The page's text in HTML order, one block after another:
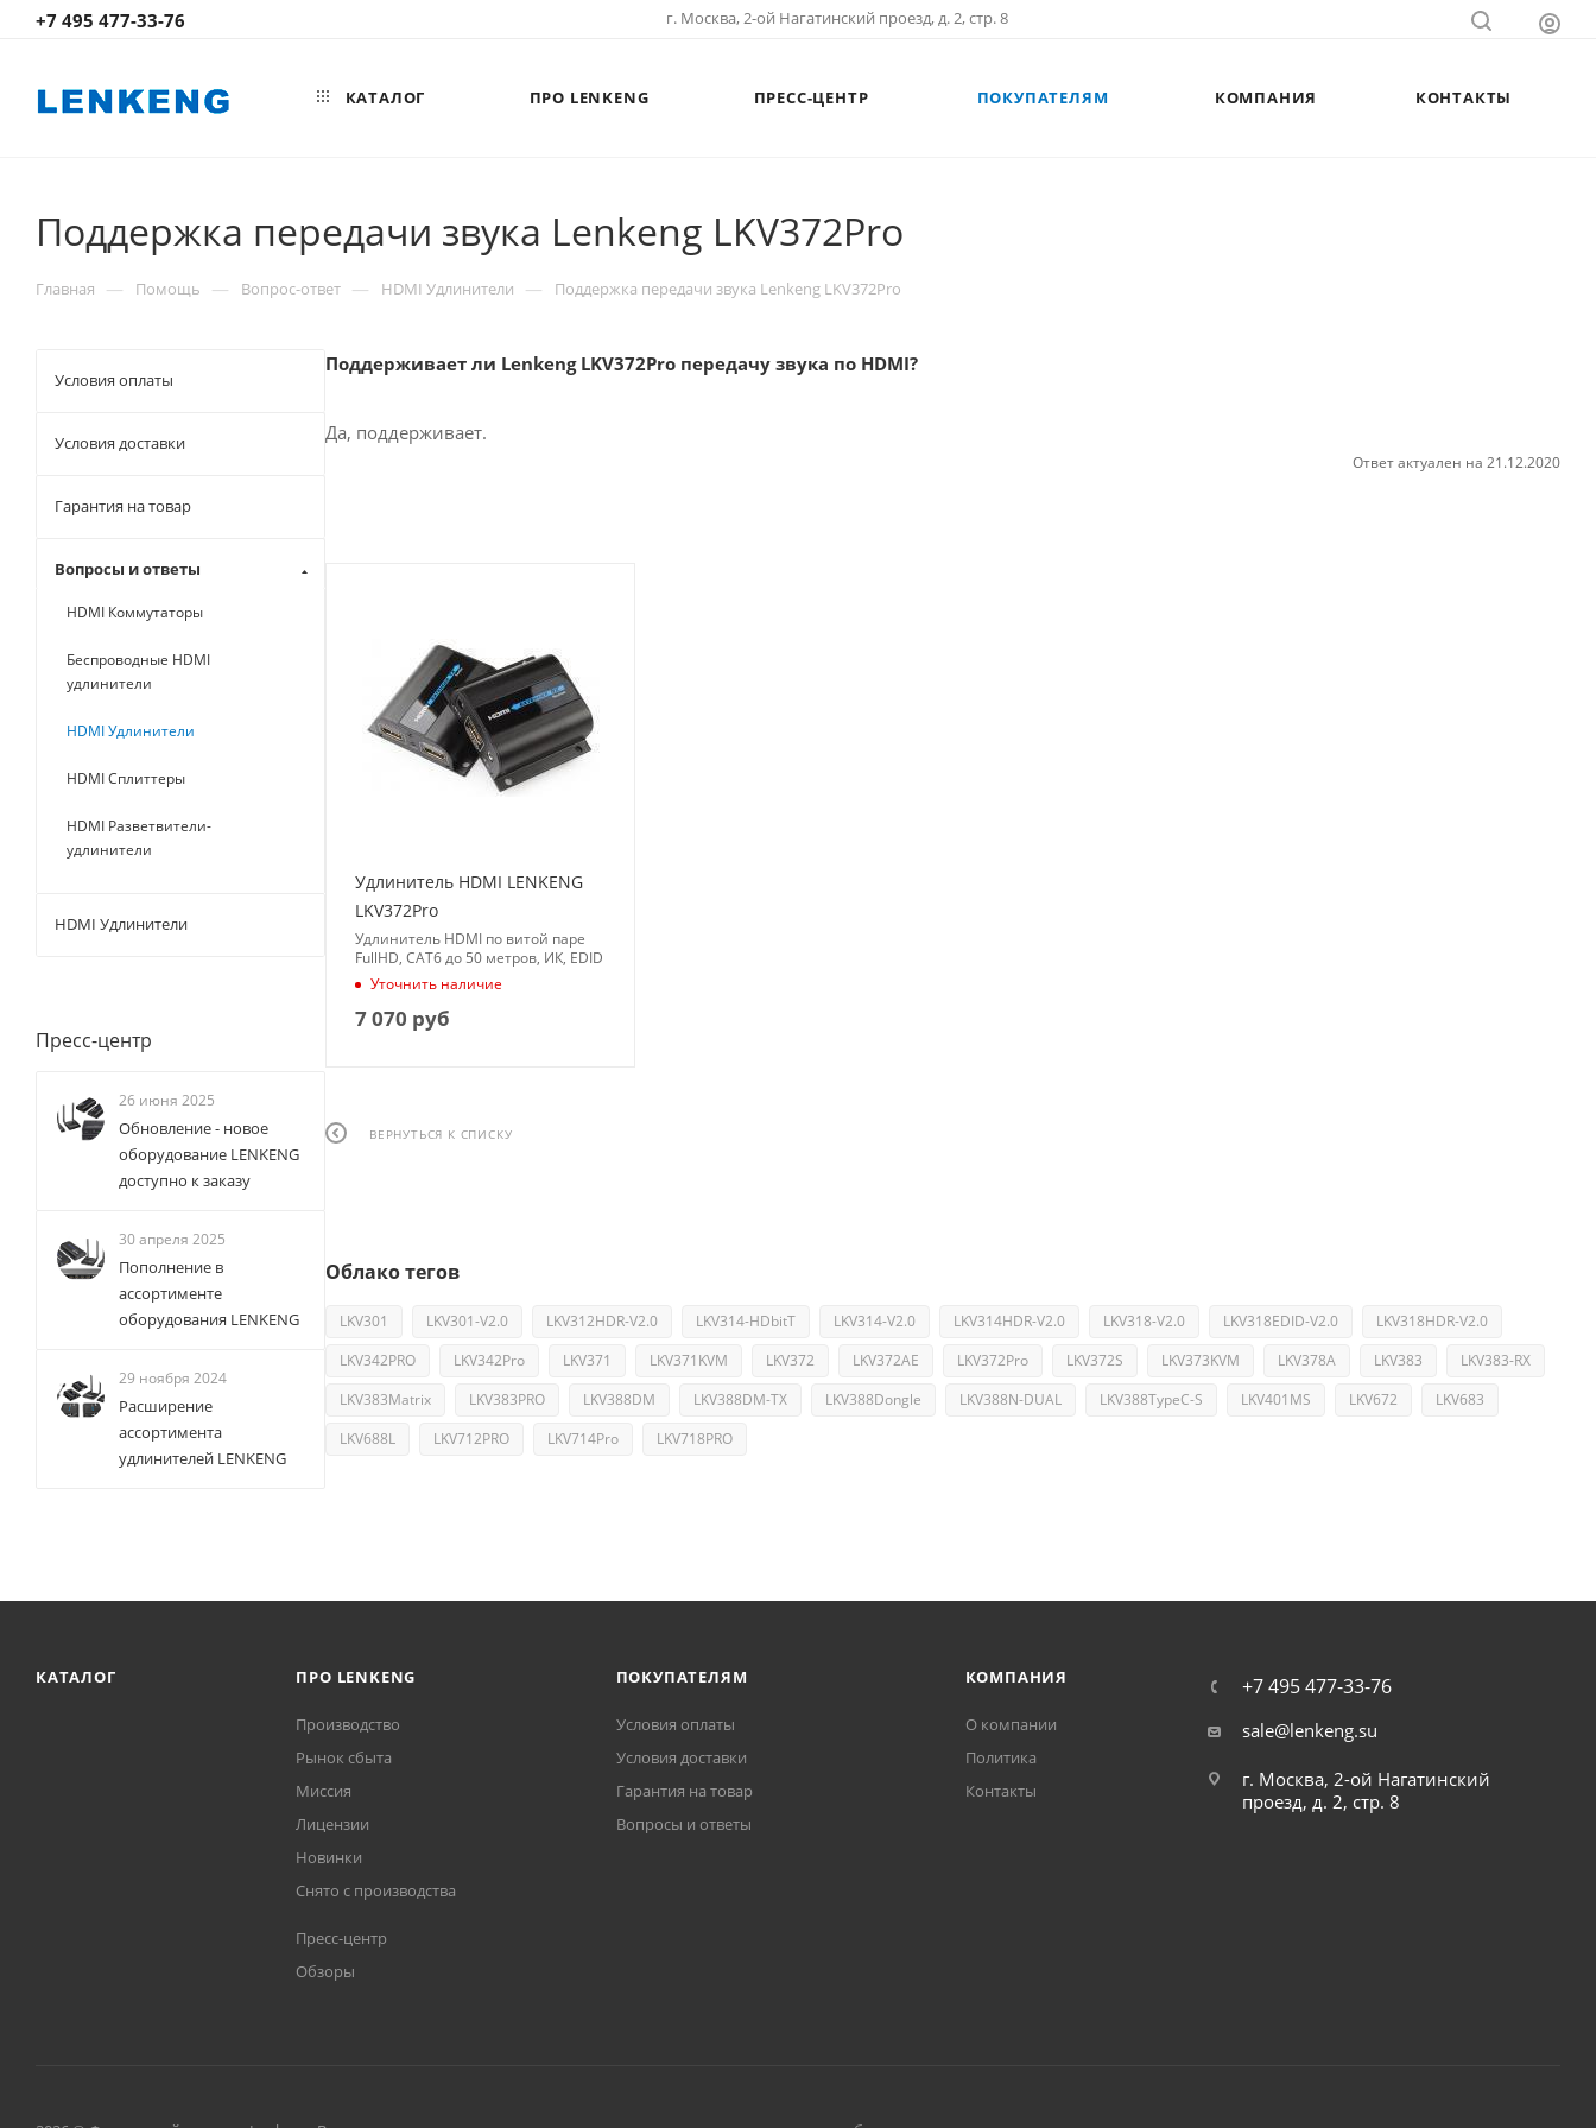
+7 495 477-33-76 г. Москва, 2-ой Нагатинский проезд, д. 2, стр. 8
КАТАЛОГ ПРО LENKENG ПРЕСС-ЦЕНТР ПОКУПАТЕЛЯМ КОМПАНИЯ КОНТАКТЫ
Поддержка передачи звука Lenkeng LKV372Pro
Главная — Помощь — Вопрос-ответ — HDMI Удлинители — Поддержка передачи звука Lenkeng LKV372Pro
Поддерживает ли Lenkeng LKV372Pro передачу звука по HDMI?
Да, поддерживает.
Ответ актуален на 21.12.2020
Удлинитель HDMI LENKENG
LKV372Pro
Удлинитель HDMI по витой паре
FullHD, CAT6 до 50 метров, ИК, EDID
Уточнить наличие
7 070 руб
ВЕРНУТЬСЯ К СПИСКУ
Облако тегов
LKV301 LKV301-V2.0 LKV312HDR-V2.0 LKV314-HDbitT LKV314-V2.0 LKV314HDR-V2.0 LKV318-V2.0 LKV318EDID-V2.0
LKV318HDR-V2.0
LKV342PRO
LKV342Pro LKV371 LKV371KVM LKV372 LKV372AE LKV372Pro LKV372S LKV373KVM LKV378A LKV383
LKV383-RX
LKV383Matrix
LKV383PRO LKV388DM LKV388DM-TX LKV388Dongle LKV388N-DUAL LKV388TypeC-S LKV401MS LKV672
LKV683
LKV688L
LKV712PRO LKV714Pro LKV718PRO
Условия оплаты
Условия доставки
Гарантия на товар
Вопросы и ответы
HDMI Коммутаторы
Беспроводные HDMI
удлинители
HDMI Удлинители
HDMI Сплиттеры
HDMI Разветвители-
удлинители
HDMI Удлинители
Пресс-центр
26 июня 2025
Обновление - новое
оборудование LENKENG
доступно к заказу
30 апреля 2025
Пополнение в
ассортименте
оборудования LENKENG
29 ноября 2024
Расширение
ассортимента
удлинителей LENKENG
КАТАЛОГ ПРО LENKENG
Производство
Рынок сбыта
Миссия
Лицензии
Новинки
Снято с производства
Пресс-центр
Обзоры
ПОКУПАТЕЛЯМ
Условия оплаты
Условия доставки
Гарантия на товар
Вопросы и ответы
КОМПАНИЯ
О компании
Политика
Контакты
+7 495 477-33-76
sale@lenkeng.su
г. Москва, 2-ой Нагатинский
проезд, д. 2, стр. 8